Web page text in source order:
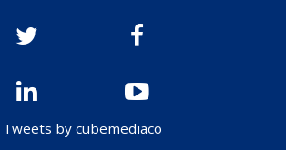
Tweets by cubemediaco